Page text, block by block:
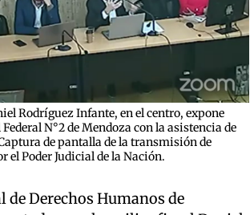
Rodríguez Infante, en el centro, expone
N°2 de Mendoza con la asistencia de
de pantalla de la transmisión de
el Poder Judicial de la Nación.
de Derechos Humanos de